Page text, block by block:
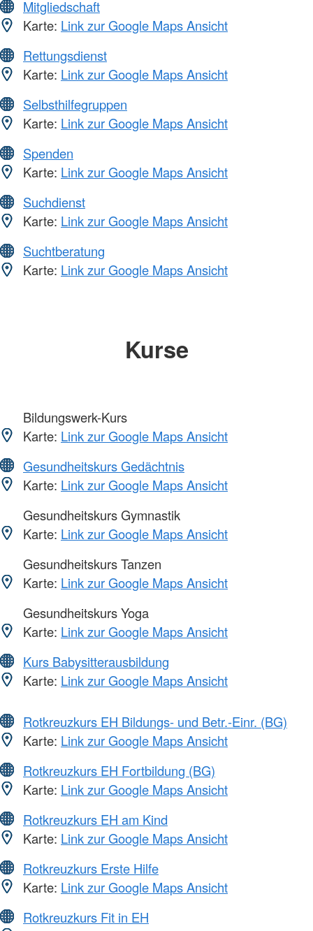
Mitgliedschaft
Karte: Link zur Google Maps Ansicht
Rettungsdienst
Karte: Link zur Google Maps Ansicht
Selbsthilfegruppen
Karte: Link zur Google Maps Ansicht
Spenden
Karte: Link zur Google Maps Ansicht
Suchdienst
Karte: Link zur Google Maps Ansicht
Suchtberatung
Karte: Link zur Google Maps Ansicht
Kurse
Bildungswerk-Kurs
Karte: Link zur Google Maps Ansicht
Gesundheitskurs Gedächtnis
Karte: Link zur Google Maps Ansicht
Gesundheitskurs Gymnastik
Karte: Link zur Google Maps Ansicht
Gesundheitskurs Tanzen
Karte: Link zur Google Maps Ansicht
Gesundheitskurs Yoga
Karte: Link zur Google Maps Ansicht
Kurs Babysitterausbildung
Karte: Link zur Google Maps Ansicht
Rotkreuzkurs EH Bildungs- und Betr.-Einr. (BG)
Karte: Link zur Google Maps Ansicht
Rotkreuzkurs EH Fortbildung (BG)
Karte: Link zur Google Maps Ansicht
Rotkreuzkurs EH am Kind
Karte: Link zur Google Maps Ansicht
Rotkreuzkurs Erste Hilfe
Karte: Link zur Google Maps Ansicht
Rotkreuzkurs Fit in EH